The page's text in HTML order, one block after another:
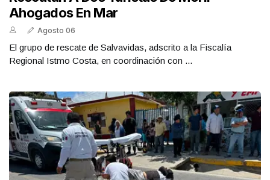
Ahogados En Mar
Agosto 06
El grupo de rescate de Salvavidas, adscrito a la Fiscalía
Regional Istmo Costa, en coordinación con ...